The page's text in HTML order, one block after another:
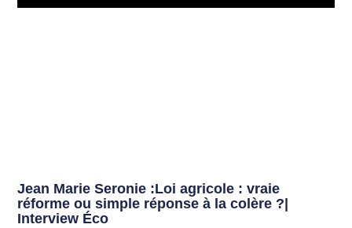
Jean Marie Seronie :Loi agricole : vraie
réforme ou simple réponse à la colère ?|
Interview Éco